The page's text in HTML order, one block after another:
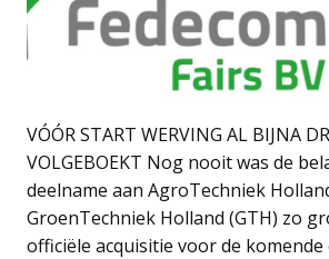
VÓÓR START WERVING AL BIJNA
VOLGEBOEKT Nog nooit was de
deelname aan AgroTechniek
GroenTechniek Holland (GTH) zo
officiële acquisitie voor de komende